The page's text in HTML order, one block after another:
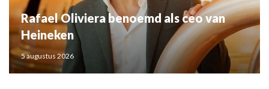
Rafael Oliviera benoemd als ceo van
Heineken
5 augustus 2026